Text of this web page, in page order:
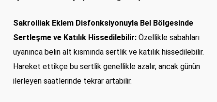
Sakroiliak Eklem Disfonksiyonuyla Bel Bölgesinde
Sertleşme ve Katılık Hissedilebilir:Özellikle sabahları
uyanınca belin alt kısmında sertlik ve katılık hissedilebilir.
Hareket ettikçe bu sertlik genellikle azalır, ancak günün
ilerleyen saatlerinde tekrar artabilir.